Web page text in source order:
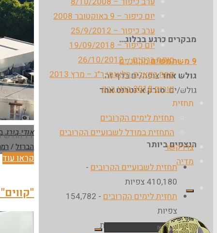
יום כיפור – 9 באוקטובר 2008
ערב כיפור – 25/9/2012
יום כיפור – 19/09/2018
סופת ברקים – 26/10/2012
פסח בפארק הלאומי ר"ג – מרץ 2013
פורים 2018 בבני ברק
תחזית
תחזית לימים הקרובים
התחזית במודל לשבועיים הקרובים
צרו קשר
מדיה
חפש
אודי בורג
הברזל/
11 חודשים עברו מאז אסון קריסת החניון… מה נשתנה ומה יהיה?
קראו עוד
–
מבקרים כרגע בבלוג…
9 משתמשים
מקוונ/ים
גולש אחדצופה/ים בדף זה.
גולש/ים:סורק אינטרנט אחד
הנצפים ביותר
תחזית לשבועיים הקרובים -
410,180 צפיות
תחזית לימים הקרובים
- 154,782
צפיות
ראשי- 105,073 צפיות